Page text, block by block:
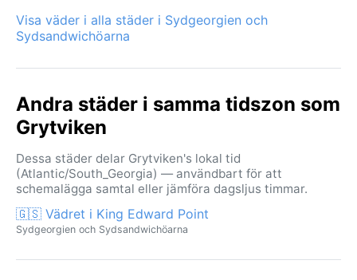
Visa väder i alla städer i Sydgeorgien och
Sydsandwichöarna
Andra städer i samma tidszon som
Grytviken
Dessa städer delar Grytviken's lokal tid
(Atlantic/South_Georgia) — användbart för att
schemalägga samtal eller jämföra dagsljus timmar.
🇬🇸 Vädret i King Edward Point
Sydgeorgien och Sydsandwichöarna